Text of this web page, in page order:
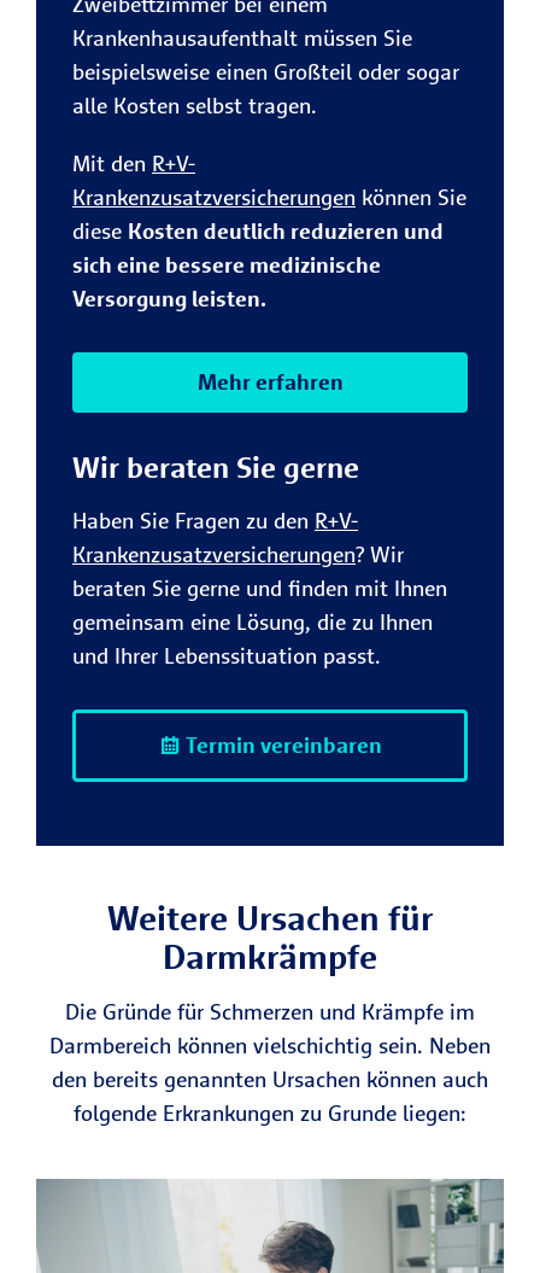
Krankenhausaufenthalt müssen Sie
beispielsweise einen Großteil oder sogar
alle Kosten selbst tragen.
Mit den R+V-
Krankenzusatzversicherungen können Sie
diese Kosten deutlich reduzieren und
sich eine bessere medizinische
Versorgung leisten.
Mehr erfahren
Wir beraten Sie gerne
Haben Sie Fragen zu den R+V-
Krankenzusatzversicherungen? Wir
beraten Sie gerne und finden mit Ihnen
gemeinsam eine Lösung, die zu Ihnen
und Ihrer Lebenssituation passt.
Termin vereinbaren
Weitere Ursachen für
Darmkrämpfe
Die Gründe für Schmerzen und Krämpfe im
Darmbereich können vielschichtig sein. Neben
den bereits genannten Ursachen können auch
folgende Erkrankungen zu Grunde liegen: